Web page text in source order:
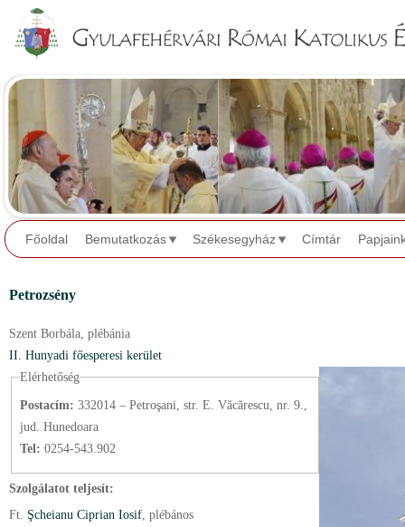
Főoldal Bemutatkozás Székesegyház Címtár
Petrozsény
Szent Borbála, plébánia
II. Hunyadi főesperesi kerület
Elérhetőség
Postacím: 332014 – Petroşani, str. E. Văcărescu, nr. 9.,
jud. Hunedoara
Tel: 0254-543.902
Szolgálatot teljesít:
Ft. Şcheianu Ciprian Iosif , plébános